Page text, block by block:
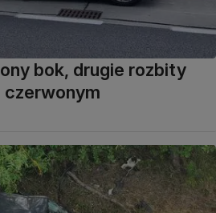
bok, drugie rozbity
czerwonym